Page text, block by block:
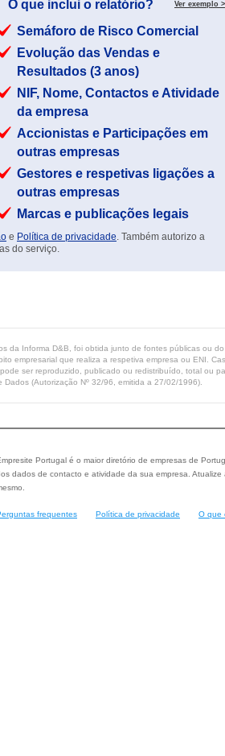
O que inclui o relatório? Ver exemplo >
Semáforo de Risco Comercial
Evolução das Vendas e
Resultados (3 anos)
NIF, Nome, Contactos e Atividade
da empresa
Accionistas e Participações em
outras empresas
Gestores e respetivas ligações a
outras empresas
Marcas e publicações legais
e Política de privacidade. Também autorizo a
do serviço.
da Informa D&B, foi obtida junto de fontes públicas ou
empresarial que realiza a respetiva empresa ou ENI.
ser reproduzido, publicado ou redistribuído, total ou
(Autorização Nº 32/96, emitida a 27/02/1996).
Portugal é o maior diretório de empresas de
dados de contacto e atividade da sua empresa.
frequentes Política de privacidade O que